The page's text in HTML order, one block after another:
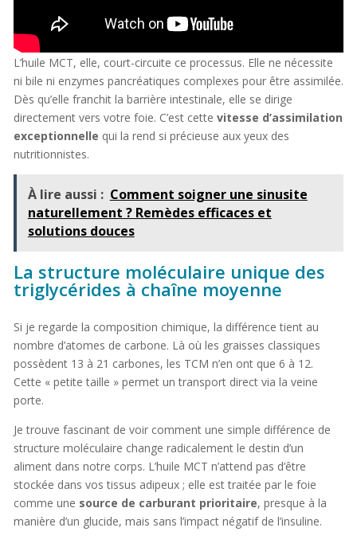
L’huile MCT, elle, court-circuite ce processus. Elle ne nécessite
ni bile ni enzymes pancréatiques complexes pour être assimilée.
Dès qu’elle franchit la barrière intestinale, elle se dirige
directement vers votre foie. C’est cette vitesse d’assimilation
exceptionnelle qui la rend si précieuse aux yeux des
nutritionnistes.
À lire aussi : Comment soigner une sinusite
naturellement ? Remèdes efficaces et
solutions douces
La structure moléculaire unique des
triglycérides à chaîne moyenne
Si je regarde la composition chimique, la différence tient au
nombre d’atomes de carbone. Là où les graisses classiques
possèdent 13 à 21 carbones, les TCM n’en ont que 6 à 12.
Cette « petite taille » permet un transport direct via la veine
porte.
Je trouve fascinant de voir comment une simple différence de
structure moléculaire change radicalement le destin d’un
aliment dans notre corps. L’huile MCT n’attend pas d’être
stockée dans vos tissus adipeux ; elle est traitée par le foie
comme une source de carburant prioritaire, presque à la
manière d’un glucide, mais sans l’impact négatif de l’insuline.